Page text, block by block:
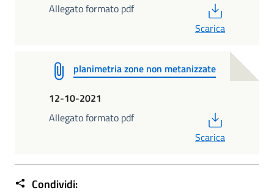
Allegato formato pdf
Scarica
planimetria zone non metanizzate
12-10-2021
Allegato formato pdf
Scarica
Condividi: